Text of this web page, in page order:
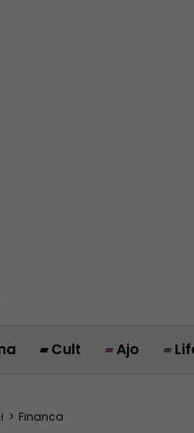
Cult Ajo
> Financa